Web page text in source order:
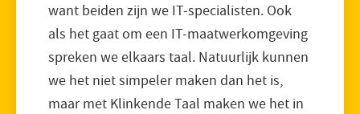
want beiden zijn we IT-specialisten. Ook
als het gaat om een IT-maatwerkomgeving
spreken we elkaars taal. Natuurlijk kunnen
we het niet simpeler maken dan het is,
maar met Klinkende Taal maken we het in